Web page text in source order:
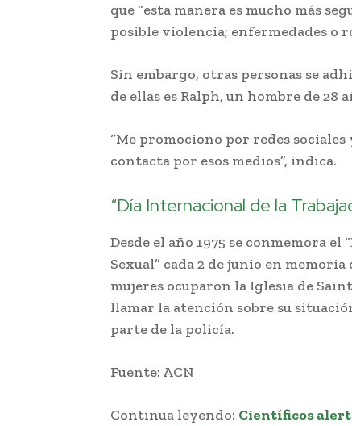
que “esta manera es mucho más
posible violencia; enfermedades o
Sin embargo, otras personas se
de ellas es Ralph, un hombre de 28
“Me promociono por redes
contacta por esos medios”, indica.
“Día Internacional de la
Desde el año 1975 se conmemora
Sexual” cada 2 de junio en
mujeres ocuparon la Iglesia de
llamar la atención sobre su
parte de la policía.
Fuente: ACN
Continua leyendo: Científicos